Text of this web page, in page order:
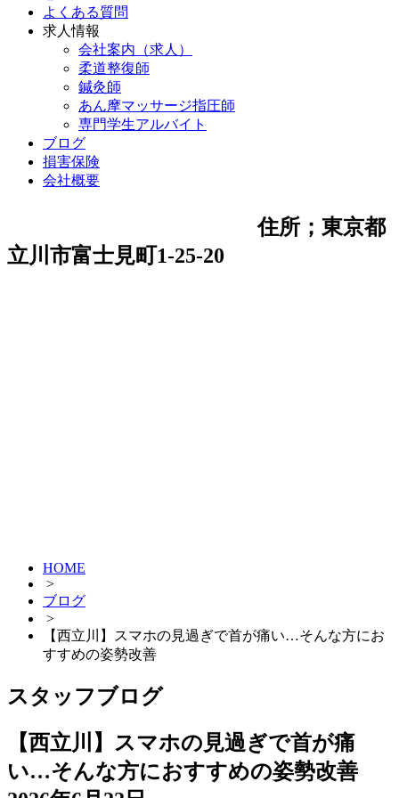
よくある質問
求人情報
会社案内（求人）
柔道整復師
鍼灸師
あん摩マッサージ指圧師
専門学生アルバイト
ブログ
損害保険
会社概要
住所；東京都
立川市富士見町1-25-20
HOME
>
ブログ
>
【西立川】スマホの見過ぎで首が痛い…そんな方にお
すすめの姿勢改善
スタッフブログ
【西立川】スマホの見過ぎで首が痛
い…そんな方におすすめの姿勢改善